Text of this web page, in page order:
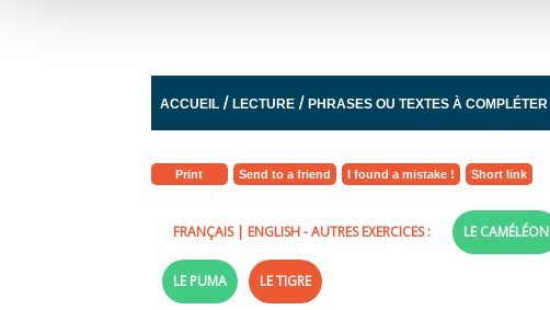
ACCUEIL /LECTURE /PHRASES OU TEXTES À COMPLÉTER
Print Send to a friend I found a mistake ! Short link
FRANÇAIS| ENGLISH- AUTRES EXERCICES : LE CAMÉLÉON
LE PUMA LE TIGRE